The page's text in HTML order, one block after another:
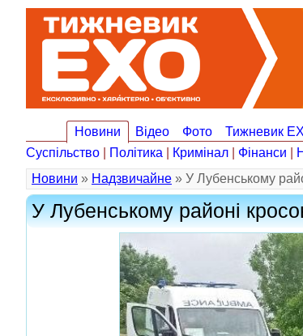
Новини Відео Фото Тижневик
Суспільство
Політика Кримінал Фінанси
Новини » Надзвичайне » У Лубенському
У Лубенському районі